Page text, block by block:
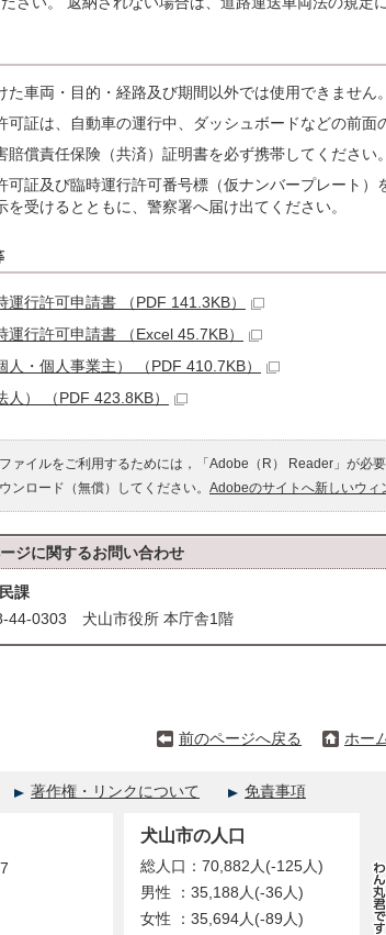
た車両・目的・経路及び期間以外では使用できません。
可証は、自動車の運行中、ダッシュボードなどの前面
賠償責任保険（共済）証明書を必ず携帯してください。
可証及び臨時運行許可番号標（仮ナンバープレート）
を受けるとともに、警察署へ届け出てください。
運行許可申請書 （PDF 141.3KB）
運行許可申請書 （Excel 45.7KB）
人・個人事業主） （PDF 410.7KB）
人） （PDF 423.8KB）
ァイルをご利用するためには，「Adobe（R） Reader」が必
ンロード（無償）してください。 Adobeのサイトへ新しいウィ
ジに関するお問い合わせ
課
44-0303 犬山市役所 本庁舎1階
前のページへ戻る ホー
著作権・リンクについて 免責事項
犬山市の人口
総人口：70,882人(-125人)
男性 ：35,188人(-36人)
女性 ：35,694人(-89人)